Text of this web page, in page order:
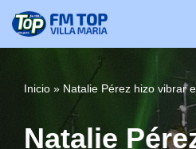
Inicio » Natalie Pérez hizo vibrar
Natalie